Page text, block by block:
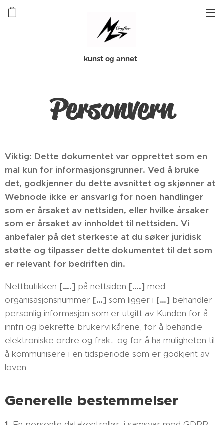
kunst og annet
Personvern
Viktig: Dette dokumentet var opprettet som en
mal kun for informasjonsgrunner. Ved å bruke
det, godkjenner du dette avsnittet og skjønner at
Webnode ikke er ansvarlig for noen handlinger
som er årsaket av nettsiden, eller hvilke årsaker
som er årsaket av innholdet til nettsiden. Vi
anbefaler på det sterkeste at du søker juridisk
støtte og tilpasser dette dokumentet til det som
er relevant for bedriften din.
Nettbutikken [….] på nettsiden [….] med
organisasjonsnummer […] som ligger i […] behandler
personlig informasjon som er utgitt av Kunden for å
innfri og bekrefte brukervilkårene, for å behandle
elektroniske ordre og frakt, og for å ha muligheten til
å kommunisere i en tidsperiode som er godkjent av
loven.
Generelle bestemmelser